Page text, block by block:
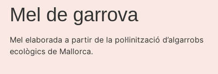
Mel de garrova
Mel elaborada a partir de la pol·linització d’algarrobs
ecològics de Mallorca.